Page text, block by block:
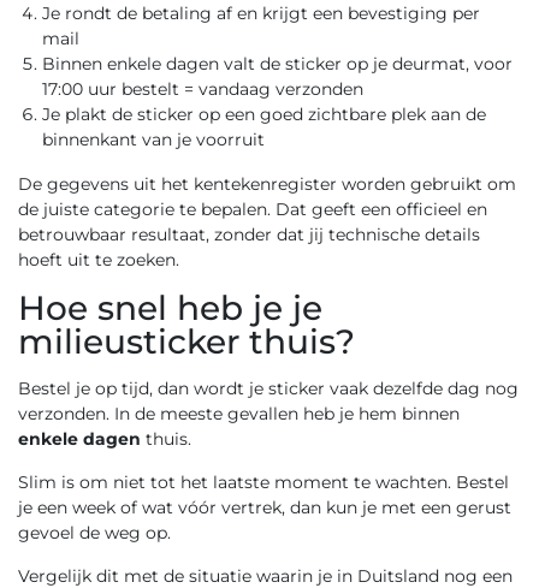
Je rondt de betaling af en krijgt een bevestiging per
mail
Binnen enkele dagen valt de sticker op je deurmat, voor
17:00 uur bestelt = vandaag verzonden
Je plakt de sticker op een goed zichtbare plek aan de
binnenkant van je voorruit
De gegevens uit het kentekenregister worden gebruikt om
de juiste categorie te bepalen. Dat geeft een officieel en
betrouwbaar resultaat, zonder dat jij technische details
hoeft uit te zoeken.
Hoe snel heb je je
milieusticker thuis?
Bestel je op tijd, dan wordt je sticker vaak dezelfde dag nog
verzonden. In de meeste gevallen heb je hem binnen
enkele dagen thuis.
Slim is om niet tot het laatste moment te wachten. Bestel
je een week of wat vóór vertrek, dan kun je met een gerust
gevoel de weg op.
Vergelijk dit met de situatie waarin je in Duitsland nog een